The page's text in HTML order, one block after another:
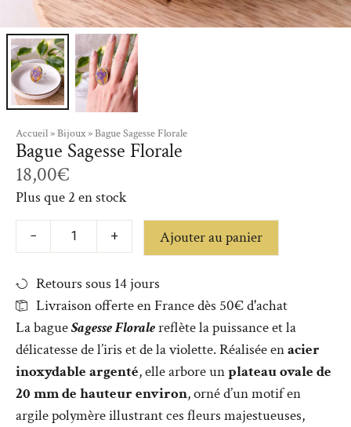
Accueil»Bijoux»Bague Sagesse Florale
Bague Sagesse Florale
18,00€
Plus que 2 en stock
− + Ajouter au panier
Retours sous 14 jours
Livraison offerte en France dès 50€ d'achat
La bagueSagesse Floralereflète la puissance et la
délicatesse de l’iris et de la violette. Réalisée enacier
inoxydable argenté, elle arbore unplateau ovale de
20 mm de hauteur environ, orné d’un motif en
argile polymère illustrant ces fleurs majestueuses,